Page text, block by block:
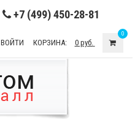
+7 (499) 450-28-81
ВОЙТИ КОРЗИНА: 0 руб.
0